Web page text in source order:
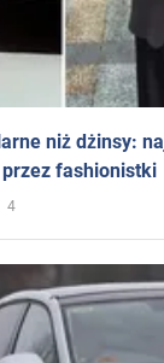
niż dżinsy:
fashionistki
4